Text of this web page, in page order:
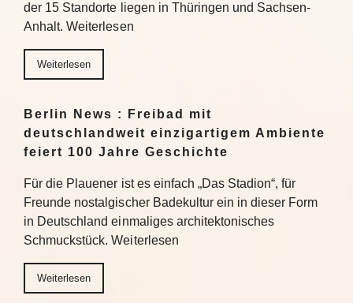
der 15 Standorte liegen in Thüringen und Sachsen-
Anhalt. Weiterlesen
Weiterlesen
Berlin News : Freibad mit
deutschlandweit einzigartigem Ambiente
feiert 100 Jahre Geschichte
Für die Plauener ist es einfach „Das Stadion“, für
Freunde nostalgischer Badekultur ein in dieser Form
in Deutschland einmaliges architektonisches
Schmuckstück. Weiterlesen
Weiterlesen